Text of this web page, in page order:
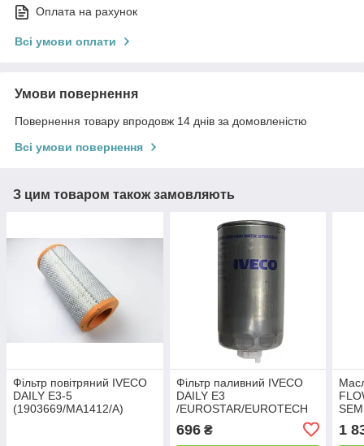
Оплата на рахунок
Всі умови оплати
Умови повернення
Повернення товару впродовж 14 днів за домовленістю
Всі умови повернення
З цим товаром також замовляють
Фільтр повітряний IVECO
DAILY Е3-5
(1903669/MA1412/A)
Фільтр паливний IVECO
DAILY E3
/EUROSTAR/EUROTECH
Motors
696₴ 1